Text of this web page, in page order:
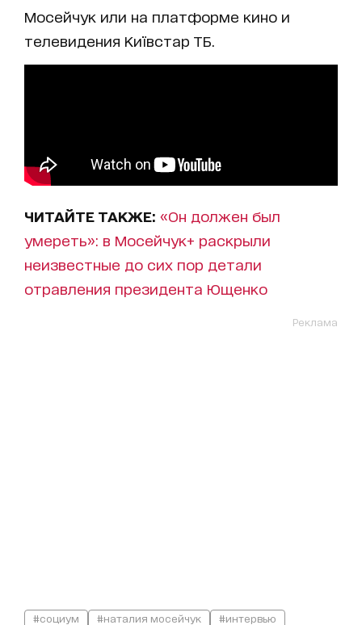
Мосейчук или на платформе кино и
телевидения Київстар ТБ.
ЧИТАЙТЕ ТАКЖЕ: «Он должен был
умереть»: в Мосейчук+ раскрыли
неизвестные до сих пор детали
отравления президента Ющенко
Реклама
#социум #наталия мосейчук
#интервью